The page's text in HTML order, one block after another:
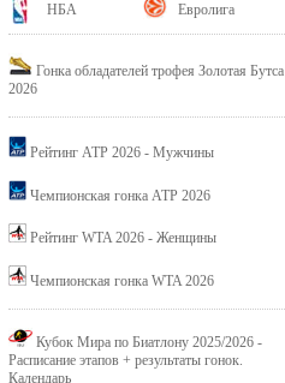
НБА Евролига
Гонка обладателей трофея Золотая Бутса
2026
Рейтинг ATP 2026 - Мужчины
Чемпионская гонка ATP 2026
Рейтинг WTA 2026 - Женщины
Чемпионская гонка WTA 2026
Кубок Мира по Биатлону 2025/2026 -
Расписание этапов + результаты гонок.
Календарь